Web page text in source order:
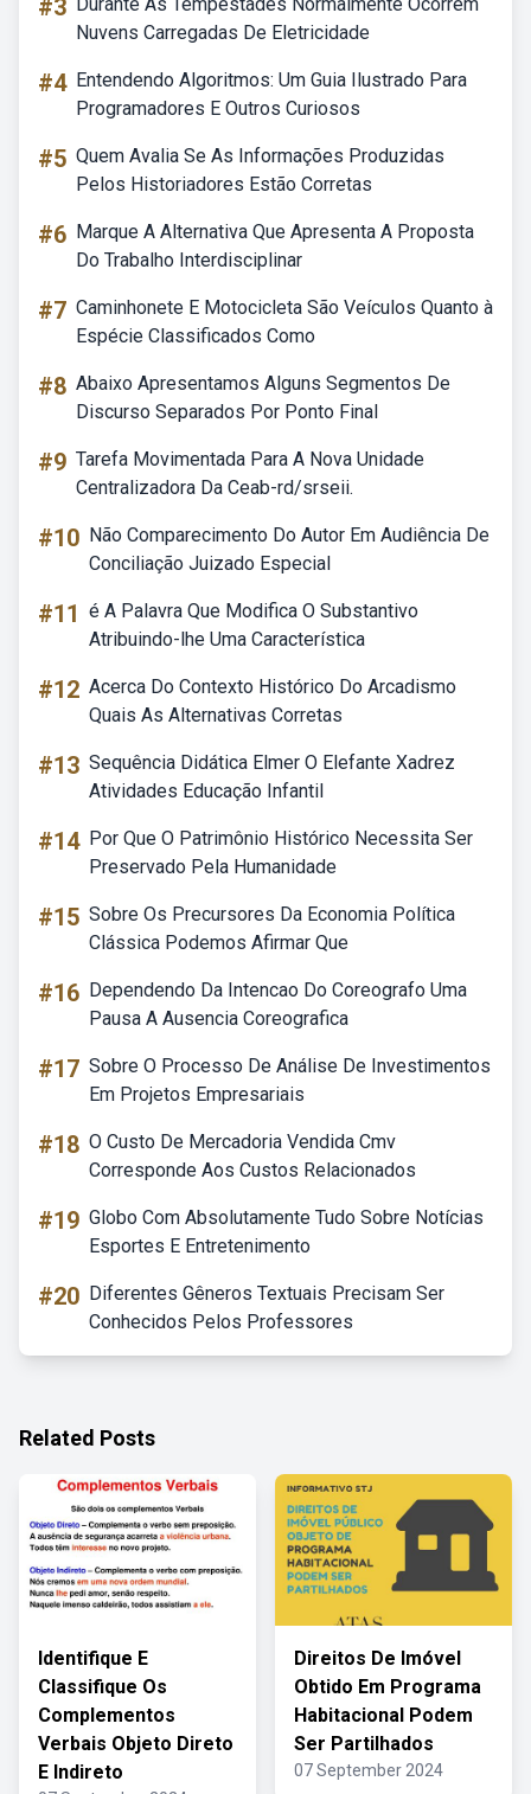
#3
Nuvens Carregadas De Eletricidade
#4 Entendendo Algoritmos: Um Guia Ilustrado Para
Programadores E Outros Curiosos
#5 Quem Avalia Se As Informações Produzidas
Pelos Historiadores Estão Corretas
#6 Marque A Alternativa Que Apresenta A Proposta
Do Trabalho Interdisciplinar
#7 Caminhonete E Motocicleta São Veículos Quanto à
Espécie Classificados Como
#8 Abaixo Apresentamos Alguns Segmentos De
Discurso Separados Por Ponto Final
#9 Tarefa Movimentada Para A Nova Unidade
Centralizadora Da Ceab-rd/srseii.
#10 Não Comparecimento Do Autor Em Audiência De
Conciliação Juizado Especial
#11 é A Palavra Que Modifica O Substantivo
Atribuindo-lhe Uma Característica
#12 Acerca Do Contexto Histórico Do Arcadismo
Quais As Alternativas Corretas
#13 Sequência Didática Elmer O Elefante Xadrez
Atividades Educação Infantil
#14 Por Que O Patrimônio Histórico Necessita Ser
Preservado Pela Humanidade
#15 Sobre Os Precursores Da Economia Política
Clássica Podemos Afirmar Que
#16 Dependendo Da Intencao Do Coreografo Uma
Pausa A Ausencia Coreografica
#17 Sobre O Processo De Análise De Investimentos
Em Projetos Empresariais
#18 O Custo De Mercadoria Vendida Cmv
Corresponde Aos Custos Relacionados
#19 Globo Com Absolutamente Tudo Sobre Notícias
Esportes E Entretenimento
#20 Diferentes Gêneros Textuais Precisam Ser
Conhecidos Pelos Professores
Related Posts
Identifique E
Classifique Os
Complementos
Verbais Objeto Direto
E Indireto
Direitos De Imóvel
Obtido Em Programa
Habitacional Podem
Ser Partilhados
07 September 2024